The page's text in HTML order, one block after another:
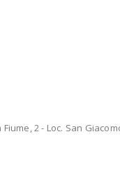
2 - Loc. San